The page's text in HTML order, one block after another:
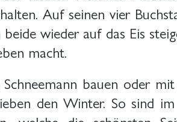
Auf seinen vier
wieder auf das Eis
macht.
bauen oder
den Winter. So sind